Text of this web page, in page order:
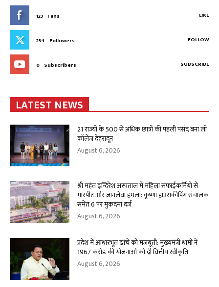
123 Fans LIKE
234 Followers FOLLOW
0 Subscribers SUBSCRIBE
LATEST NEWS
21 राज्यों के 500 से अधिक छात्रों की पहली पसंद बना लॉ
कॉलेज देहरादून
August 6, 2026
श्री महंत इन्दिरेश अस्पताल में महिला सफाईकर्मियों से
मारपीट और जानलेवा हमला: कृष्णा हाउसकीपिंग संचालक
समेत 6 पर मुकदमा दर्ज
August 6, 2026
प्रदेश में आधारभूत ढांचे को मजबूती: मुख्यमंत्री धामी ने
1967 करोड़ की योजनाओं को दी वित्तीय स्वीकृति
August 6, 2026